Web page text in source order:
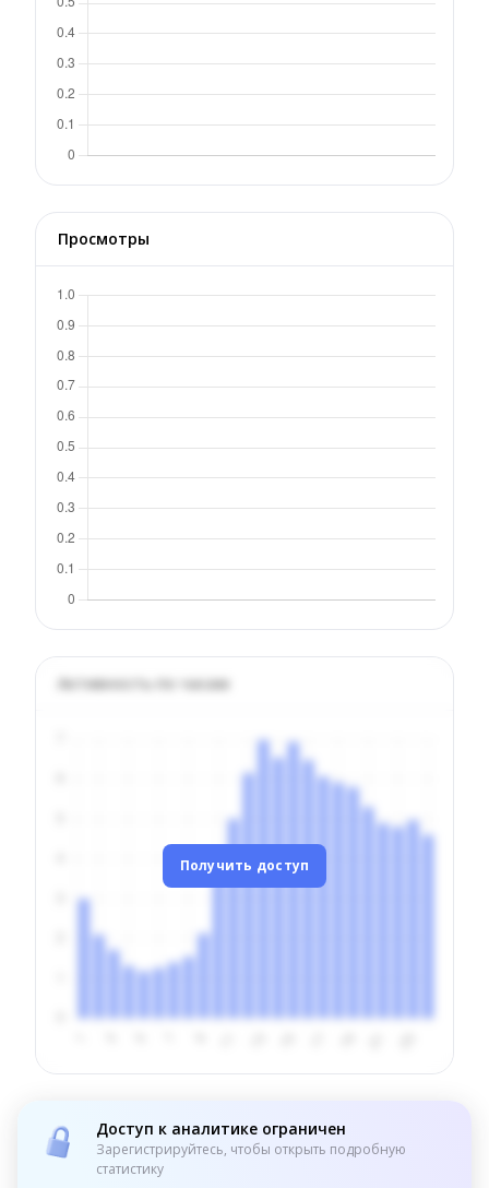
Просмотры
Активность по часам
Получить доступ
Доступ к аналитике ограничен
Зарегистрируйтесь, чтобы открыть подробную
статистику